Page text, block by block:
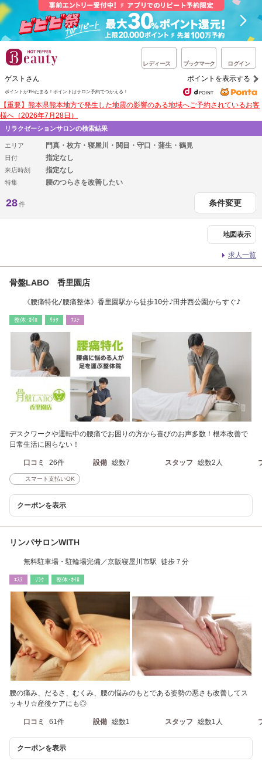
レディース ブックマーク ログイン
ゲストさん ポイントを表示する
ポイントが1%たまる！ ポイントはサロン予約でつかえる！
【重要】熊本県熊本地方で発生した地震の影響のある地域へご予約されているお客
様へ（2026年7月28日）
リラクゼーションサロンの検索結果
エリア 門真・枚方・寝屋川・関目・守口・蒲生・鶴見
日付 指定なし
来店時刻 指定なし
特集 腰のつらさを改善したい
28件 条件変更
地図表示
求人一覧
骨盤LABO 香里園店
《腰痛特化/腰痛整体》香里園駅から徒歩10分♪田井西公園からすぐ♪
整体･ｶｲﾛ ﾘﾗｸ ｴｽﾃ
デスクワークや運転中の腰痛でお困りの方から喜びのお声多数！根本改善で
日常生活に困らない！
口コミ 26件 設備 総数7 スタッフ 総数2人
スマート支払いOK
クーポンを表示
リンパサロンWITH
無料駐車場・駐輪場完備／京阪寝屋川市駅 徒歩７分
ｴｽﾃ ﾘﾗｸ 整体･ｶｲﾛ
腰の痛み、だるさ、むくみ、腰の悩みのもとである姿勢の悪さも改善してス
ッキリ☆産後ケアにも◎
口コミ 61件 設備 総数1 スタッフ 総数1人
クーポンを表示